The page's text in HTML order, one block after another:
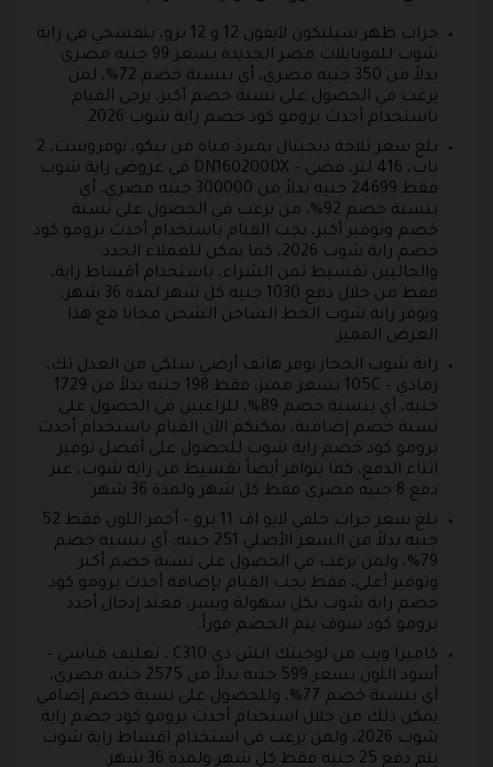
جراب ظهر سيليكون لآيفون 12 و 12 برو، بنفسجي في راية
شوب للموبايلات مصر الجديدة بسعر 99 جنيه مصري
بدلاً من 350 جنيه مصري، أي بنسبة خصم 72%، لمن
يرغب في الحصول على نسبة خصم أكبر، يرجى القيام
باستخدام أحدث برومو كود خصم راية شوب 2026.
بلغ سعر ثلاجة ديجيتال بمبرد مياه من بيكو، نوفروست، 2
باب، 416 لتر، فضي – DN160200DX في عروض راية شوب
فقط 24699 جنيه بدلاً من 300000 جنيه مصري، أي
بنسبة خصم 92%، من يرغب في الحصول على نسبة
خصم وتوفير أكبر، يجب القيام باستخدام أحدث برومو كود
خصم راية شوب 2026، كما يمكن للعملاء الجدد
والحاليين تقسيط ثمن الشراء، باستخدام أقساط راية،
فقط من خلال دفع 1030 جنيه كل شهر لمدة 36 شهر،
ويوفر راية شوب الخط الساخن الشحن مجانا مع هذا
العرض المميز.
راية شوب الحجاز يوفر هاتف أرضي سلكي من العدل تك،
رمادي – 105C بسعر مميز، فقط 198 جنيه بدلاً من 1729
جنيه، أي بنسبة خصم 89%، للراغبين في الحصول على
نسبة خصم إضافية، يمكنكم الآن القيام باستخدام أحدث
برومو كود خصم راية شوب للحصول على أفضل توفير
اثناء الدفع، كما يتوافر أيضاً تقسيط من راية شوب، عبر
دفع 8 جنيه مصري فقط كل شهر ولمدة 36 شهر.
بلغ سعر جراب خلفي لابو اف 11 برو – أحمر اللون فقط 52
جنيه بدلاً من السعر الأصلي 251 جنيه، أي بنسبة خصم
79%، ولمن يرغب في الحصول على نسبة خصم أكبر
وتوفير أعلى، فقط يجب القيام بإضافة أحدث برومو كود
خصم راية شوب بكل سهولة ويسر، فعند إدخال أجدد
برومو كود سوف يتم الخصم فوراً.
كاميرا ويب من لوجيتك اتش دي C310 ، تغليف قياسي –
أسود اللون بسعر 599 جنيه بدلاً من 2575 جنيه مصري،
أي بنسبة خصم 77%، وللحصول على نسبة خصم إضافي
يمكن ذلك من خلال استخدام أحدث برومو كود خصم راية
شوب 2026، ولمن يرغب في استخدام اقساط راية شوب
يتم دفع 25 جنيه فقط كل شهر ولمدة 36 شهر.